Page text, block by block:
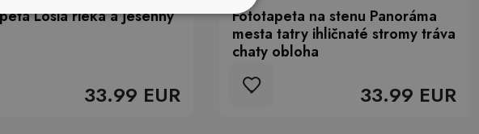
Losia rieka a jesenný
33.99 EUR
Fototapeta na stenu Panoráma
mesta tatry ihličnaté stromy tráva
chaty obloha
33.99 EUR